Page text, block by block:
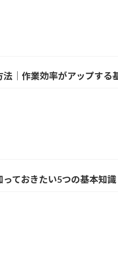
｜作業効率がアップする
ておきたい5つの基本知識